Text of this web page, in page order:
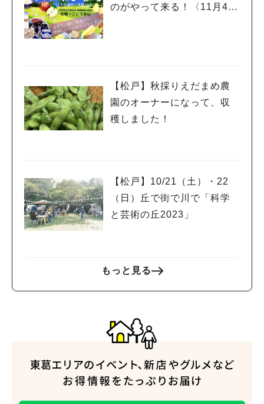
のがやって来る！〈11月4
【松戸】秋採りえだまめ農
園のオーナーになって、収
穫しました！
【松戸】10/21（土）・22
（日）丘で街で川で「科学
と芸術の丘2023」
もっと見る